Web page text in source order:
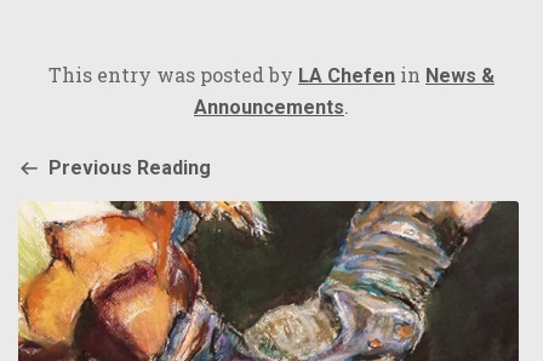
This entry was posted by LA Chefen in News &
Announcements.
Previous Reading